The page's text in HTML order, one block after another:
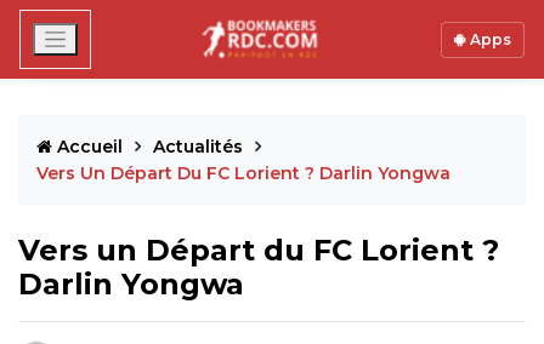
Apps
Accueil
Actualités
Vers Un Départ Du FC Lorient ? Darlin Yongwa
Vers un Départ du FC Lorient ?
Darlin Yongwa